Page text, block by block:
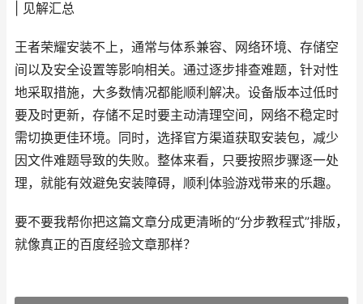
| 见解汇总
王者荣耀安装不上，通常与体系兼容、网络环境、存储空
间以及安全设置等影响相关。通过逐步排查难题，针对性
地采取措施，大多数情况都能顺利解决。设备版本过低时
要及时更新，存储不足时要主动清理空间，网络不稳定时
需切换更佳环境。同时，选择官方渠道获取安装包，减少
因文件难题导致的失败。整体来看，只要按照步骤逐一处
理，就能有效避免安装障碍，顺利体验游戏带来的乐趣。
要不要我帮你把这篇文章分成更清晰的“分步教程式”排版，
就像真正的百度经验文章那样？